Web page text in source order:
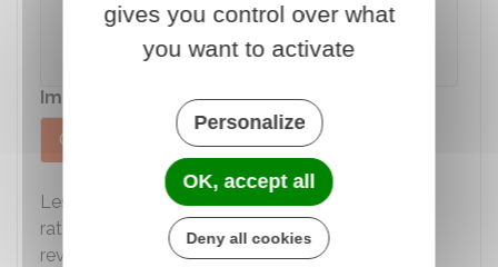
versées aux associésexerçant leur activité
dans la société.
Imposition du dirigeant
Gérant associé
Gérant non associé
Les rémunérations versées au gérant sont
rattachées à la part des bénéfices sociaux lui
revenant en sa qualité d'associé. Elles sont donc
gives you control over what
you want to activate
Personalize
OK, accept all
Deny all cookies